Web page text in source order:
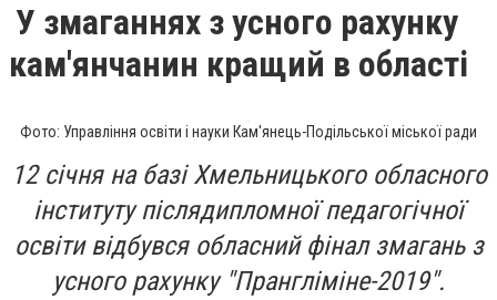
У змаганнях з усного рахунку
кам'янчанин кращий в області
Фото: Управління освіти і науки Кам'янець-Подільської міської ради
12 січня на базі Хмельницького обласного
інституту післядипломної педагогічної
освіти відбувся обласний фінал змагань з
усного рахунку "Прангліміне-2019".